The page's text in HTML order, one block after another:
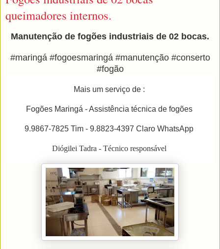
queimadores internos.
Manutenção de fogões industriais de 02 bocas.
#maringá #fogoesmaringá #manutenção #conserto
#fogão
Mais um serviço de :
Fogões Maringá - Assistência técnica de fogões
9.9867-7825 Tim - 9.8823-4397 Claro WhatsApp
Diógilei Tadra - Técnico responsável